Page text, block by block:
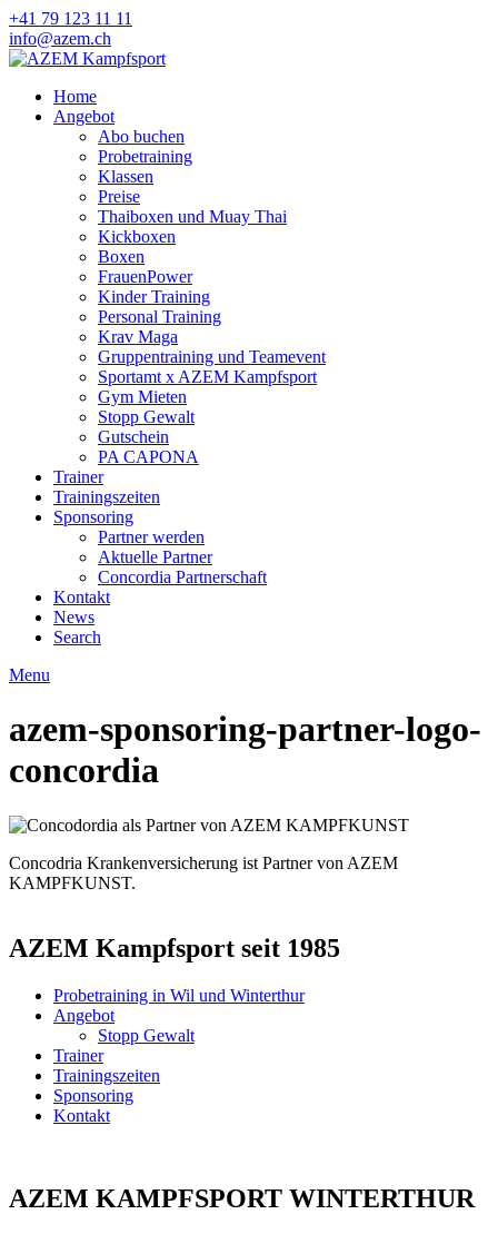
+41 79 123 11 11
info@azem.ch
Home
Angebot
Abo buchen
Probetraining
Klassen
Preise
Thaiboxen und Muay Thai
Kickboxen
Boxen
FrauenPower
Kinder Training
Personal Training
Krav Maga
Gruppentraining und Teamevent
Sportamt x AZEM Kampfsport
Gym Mieten
Stopp Gewalt
Gutschein
PA CAPONA
Trainer
Trainingszeiten
Sponsoring
Partner werden
Aktuelle Partner
Concordia Partnerschaft
Kontakt
News
Search
Menu
azem-sponsoring-partner-logo-
concordia
Concodria Krankenversicherung ist Partner von AZEM
KAMPFKUNST.
AZEM Kampfsport seit 1985
Probetraining in Wil und Winterthur
Angebot
Stopp Gewalt
Trainer
Trainingszeiten
Sponsoring
Kontakt
AZEM KAMPFSPORT WINTERTHUR